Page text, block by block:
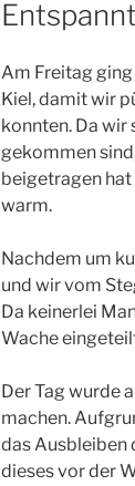
Am Freitag
Kiel, damit wir
konnten. Da wir
gekommen
beigetragen
warm.
Nachdem um
und wir vom
Da keinerlei
Wache
Der Tag wurde
machen.
das Ausbleiben
dieses vor der